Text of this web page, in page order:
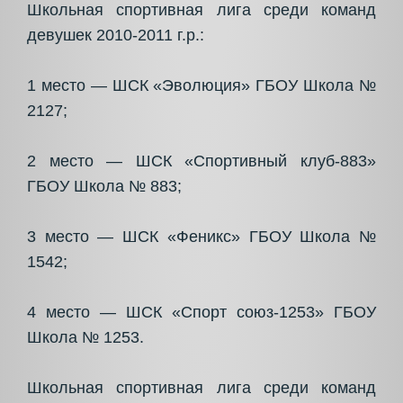
Школьная спортивная лига среди команд
девушек 2010-2011 г.р.:
1 место — ШСК «Эволюция» ГБОУ Школа №
2127;
2 место — ШСК «Спортивный клуб-883»
ГБОУ Школа № 883;
3 место — ШСК «Феникс» ГБОУ Школа №
1542;
4 место — ШСК «Спорт союз-1253» ГБОУ
Школа № 1253.
Школьная спортивная лига среди команд